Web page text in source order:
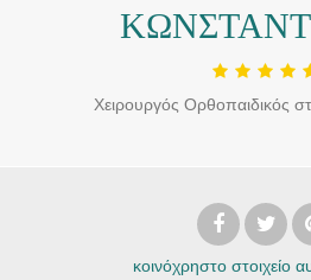
Χειρουργός Ορθοπαιδικός
κοινόχρηστο στοιχείο